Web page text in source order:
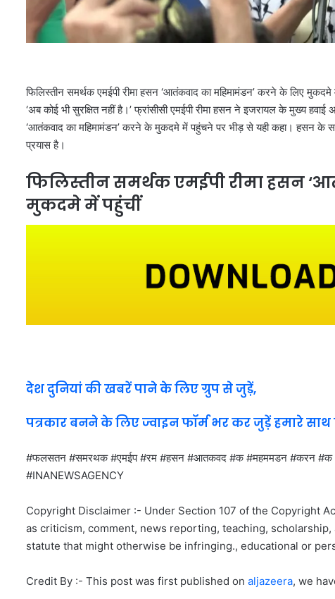
फिलिस्तीन समर्थक एमईपी रीमा हसन ‘आतंकवाद का महिमामंडन’ करने के लिए मुकदमे
‘अब कोई भी सुरक्षित नहीं है।’ फ्रांसीसी एमईपी रीमा हसन ने इजरायल के मुख्य
‘आतंकवाद का महिमामंडन’ करने के मुकदमे में पहुंचने पर भीड़ से यही कहा। हसन के
प्रयास है।
फिलिस्तीन समर्थक एमईपी रीमा हसन
मुकदमे में पहुंचीं
देश दुनियां की खबरें पाने के लिए ग्रुप से जुड़ें,
पत्रकार बनने के लिए ज्वाइन फॉर्म भर कर जुड़ें हमारे
#फलसतन #समरथक #एमईप #रम #हसन #आतकवद #क #महममडन #करन #क
#INANEWSAGENCY
Copyright Disclaimer :- Under Section 107 of the Copyright
as criticism, comment, news reporting, teaching,
statute that might otherwise be infringing., educational or
Credit By :- This post was first published on aljazeera, we